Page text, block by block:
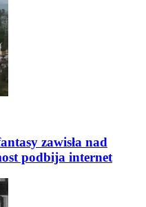
zawisła nad
podbija internet